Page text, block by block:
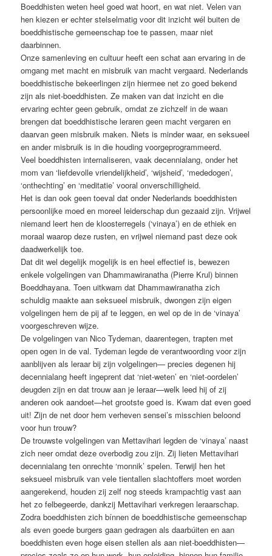
Boeddhisten weten heel goed wat hoort, en wat niet. Velen van
hen kiezen er echter stelselmatig voor dit inzicht wél buiten de
boeddhistische gemeenschap toe te passen, maar niet
daarbinnen.
Onze samenleving en cultuur heeft een schat aan ervaring in de
omgang met macht en misbruik van macht vergaard. Nederlands
boeddhistische bekeerlingen zijn hiermee net zo goed bekend
zijn als niet-boeddhisten. Ze maken van dat inzicht en die
ervaring echter geen gebruik, omdat ze zichzelf in de waan
brengen dat boeddhistische leraren geen macht vergaren en
daarvan geen misbruik maken. Niets is minder waar, en seksueel
en ander misbruik is in die houding voorgeprogrammeerd.
Veel boeddhisten internaliseren, vaak decennialang, onder het
mom van ‘liefdevolle vriendelijkheid’, ‘wijsheid’, ‘mededogen’,
‘onthechting’ en ‘meditatie’ vooral onverschilligheid.
Het is dan ook geen toeval dat onder Nederlands boeddhisten
persoonlijke moed en moreel leiderschap dun gezaaid zijn. Vrijwel
niemand leert hen de kloosterregels (‘vinaya’) en de ethiek en
moraal waarop deze rusten, en vrijwel niemand past deze ook
daadwerkelijk toe.
Dat dit wel degelijk mogelijk is en heel effectief is, bewezen
enkele volgelingen van Dhammawiranatha (Pierre Krul) binnen
Boeddhayana. Toen uitkwam dat Dhammawiranatha zich
schuldig maakte aan seksueel misbruik, dwongen zijn eigen
volgelingen hem de pij af te leggen, en wel op de in de ‘vinaya’
voorgeschreven wijze.
De volgelingen van Nico Tydeman, daarentegen, trapten met
open ogen in de val. Tydeman legde de verantwoording voor zijn
aanblijven als leraar bij zijn volgelingen— precies degenen hij
decennialang heeft ingeprent dat ‘niet-weten’ en ‘niet-oordelen’
deugden zijn en dat trouw aan je leraar—welk leed hij of zij
anderen ook aandoet—het grootste goed is. Kwam dat even goed
uit! Zijn de net door hem verheven sensei’s misschien beloond
voor hun trouw?
De trouwste volgelingen van Mettavihari legden de ‘vinaya’ naast
zich neer omdat deze overbodig zou zijn. Zij lieten Mettavihari
decennialang ten onrechte ‘monnik’ spelen. Terwijl hen het
seksueel misbruik van vele tientallen slachtoffers moet worden
aangerekend, houden zij zelf nog steeds krampachtig vast aan
het zo felbegeerde, dankzij Mettavihari verkregen leraarschap.
Zodra boeddhisten zich bínnen de boeddhistische gemeenschap
als even goede burgers gaan gedragen als daarbúiten en aan
boeddhisten even hoge eisen stellen als aan niet-boeddhisten—